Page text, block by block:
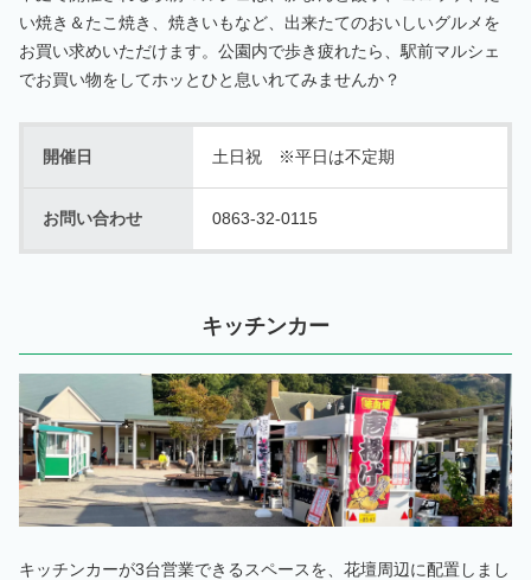
い焼き＆たこ焼き、焼きいもなど、出来たてのおいしいグルメを
お買い求めいただけます。公園内で歩き疲れたら、駅前マルシェ
でお買い物をしてホッとひと息いれてみませんか？
開催日 土日祝 ※平日は不定期
お問い合わせ 0863-32-0115
キッチンカー
キッチンカーが3台営業できるスペースを、花壇周辺に配置しまし